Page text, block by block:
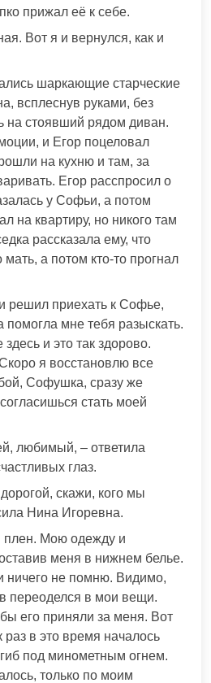
прижал её к себе.
Вот я и вернулся, как и
шаркающие старческие
всплеснув руками, без
на стоявший рядом диван.
и Егор поцеловал
на кухню и там, за
Егор расспросил о
у Софьи, а потом
на квартиру, но никого там
рассказала ему, что
а потом кто-то прогнал
решил приехать к Софье,
помогла мне тебя разыскать.
и это так здорово.
я восстановлю все
Софушка, сразу же
стать моей
любимый, – ответила
глаз.
скажи, кого мы
Нина Игоревна.
Мою одежду и
меня в нижнем белье.
ничего не помню. Видимо,
переоделся в мои вещи.
его приняли за меня. Вот
раз в это время началось
под минометным огнем.
только по моим